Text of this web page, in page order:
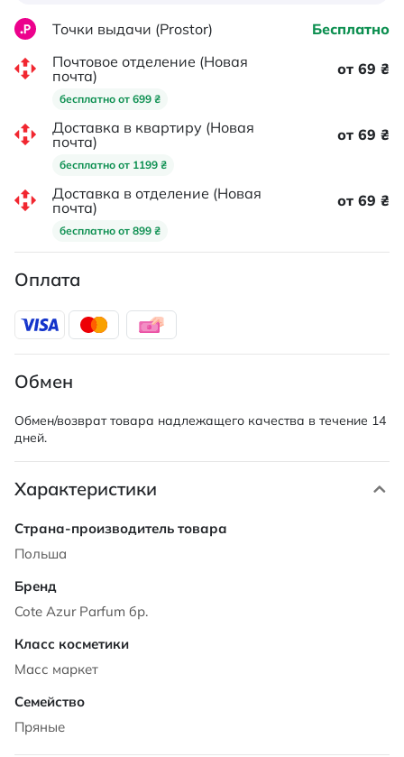
Точки выдачи (Prostor)
Бесплатно
Почтовое отделение (Новая
почта)
бесплатно от 699 ₴
от 69 ₴
Доставка в квартиру (Новая
почта)
бесплатно от 1199 ₴
от 69 ₴
Доставка в отделение (Новая
почта)
бесплатно от 899 ₴
от 69 ₴
Оплата
Обмен
Обмен/возврат товара надлежащего качества в течение 14
дней.
Характеристики
Характеристики
Польша
Cote Azur Parfum бр.
Масс маркет
Пряные